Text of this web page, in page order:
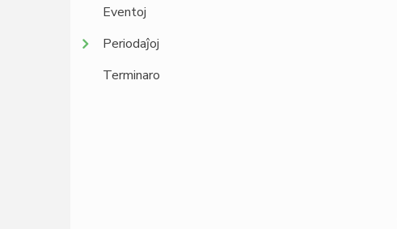
Eventoj
Periodaĵoj
Terminaro